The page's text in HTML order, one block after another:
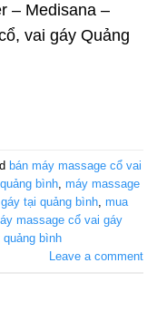
– Medisana –
vai gáy Quảng
bán máy massage cổ vai
bình máy massage
tại quảng bình mua
massage cổ vai gáy
bình
Leave a comment